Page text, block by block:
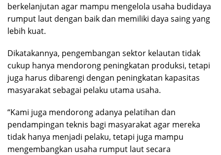
berkelanjutan agar mampu mengelola usaha budidaya
rumput laut dengan baik dan memiliki daya saing yang
lebih kuat.
Dikatakannya, pengembangan sektor kelautan tidak
cukup hanya mendorong peningkatan produksi, tetapi
juga harus dibarengi dengan peningkatan kapasitas
masyarakat sebagai pelaku utama usaha.
“Kami juga mendorong adanya pelatihan dan
pendampingan teknis bagi masyarakat agar mereka
tidak hanya menjadi pelaku, tetapi juga mampu
mengembangkan usaha rumput laut secara